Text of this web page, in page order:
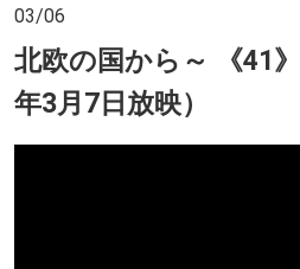
03/06
北欧の国から～ 《41
年3月7日放映）